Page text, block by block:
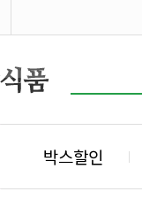
박스할인